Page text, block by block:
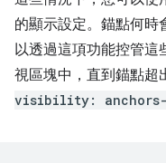
的顯示設定。錨點何時
以透過這項功能控管這
視區塊中，直到錨點超
visibility: